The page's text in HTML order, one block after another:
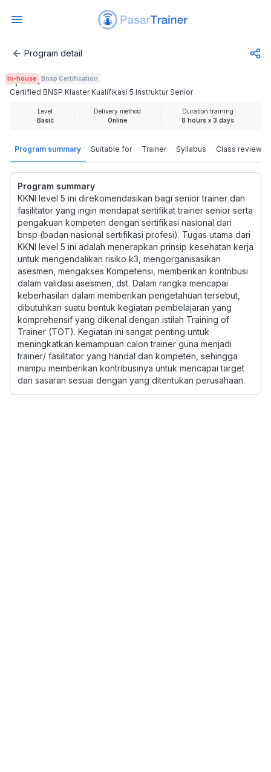
Certified BNSP Klaster Kualifikasi 5 Instruktur Senior
Program detail
Program summary Suitable for Trainer Syllabus Class review
Program summary
KKNI level 5 ini direkomendasikan bagi senior trainer dan
fasilitator yang ingin mendapat sertifikat trainer senior serta
pengakuan kompeten dengan sertifikasi nasional dari
bnsp (badan nasional sertifikasi profesi). Tugas utama dari
KKNI level 5 ini adalah menerapkan prinsip kesehatan kerja
untuk mengendalikan risiko k3, mengorganisasikan
asesmen, mengakses Kompetensi, memberikan kontribusi
dalam validasi asesmen, dst. Dalam rangka mencapai
keberhasilan dalam memberikan pengetahuan tersebut,
dibutuhkan suatu bentuk kegiatan pembelajaran yang
komprehensif yang dikenal dengan istilah Training of
Trainer (TOT). Kegiatan ini sangat penting untuk
meningkatkan kemampuan calon trainer guna menjadi
trainer/ fasilitator yang handal dan kompeten, sehingga
mampu memberikan kontribusinya untuk mencapai target
dan sasaran sesuai dengan yang ditentukan perusahaan.
In-house Bnsp Certification
Certified BNSP Klaster Kualifikasi 5 Instruktur Senior
Rp 6.250.000
Level
Basic
Delivery method
Online
Duration training
8 hours x 3 days